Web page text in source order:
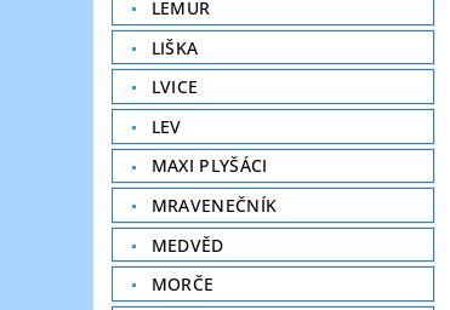
LEMUR
LIŠKA
LVICE
LEV
MAXI PLYŠÁCI
MRAVENEČNÍK
MEDVĚD
MORČE